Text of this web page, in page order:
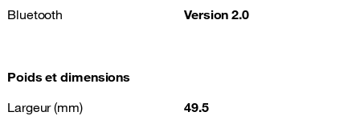
Bluetooth
Version 2.0
Poids et dimensions
Largeur (mm)
49.5